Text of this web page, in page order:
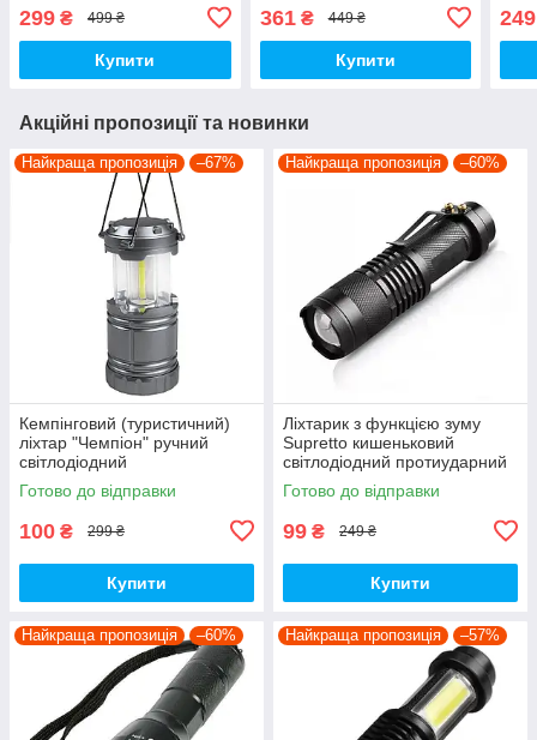
299 ₴ 499 ₴
Купити
361₴ 449 ₴
Купити
249
Акційні пропозиції та новинки
Найкраща пропозиція –67%
Кемпінговий (туристичний)
ліхтар "Чемпіон" ручний
світлодіодний
Готово до відправки
100 ₴ 299 ₴
Купити
Найкраща пропозиція –60%
Ліхтарик з функцією зуму
Supretto кишеньковий
світлодіодний протиударний
(Арт. 7804)
Готово до відправки
99 ₴ 249 ₴
Купити
Найкраща пропозиція –60% Найкраща пропозиція –57%